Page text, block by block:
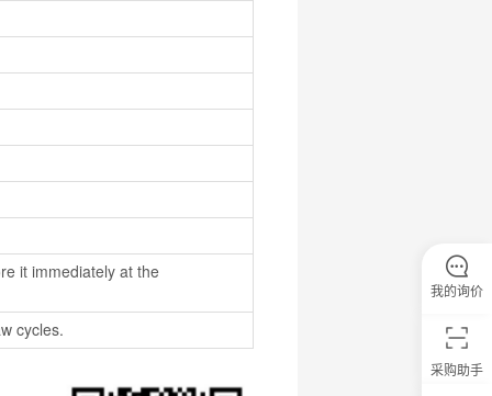
it immediately at the
cycles.
采购助手
我的询价